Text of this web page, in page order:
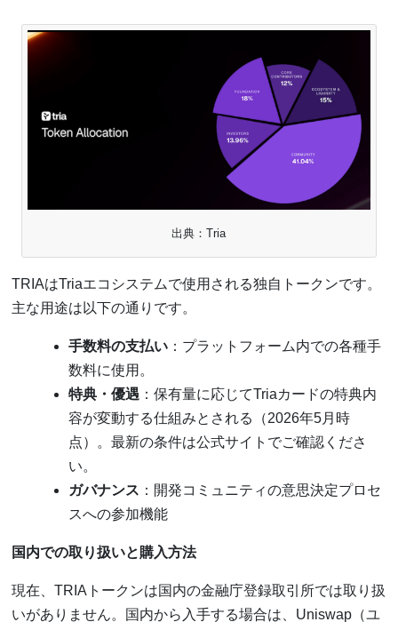
出典：Tria
TRIAはTriaエコシステムで使用される独自トークンです。
主な用途は以下の通りです。
手数料の支払い ：プラットフォーム内での各種手
数料に使用。
特典・優遇 ：保有量に応じてTriaカードの特典内
容が変動する仕組みとされる（2026年5月時
点）。最新の条件は公式サイトでご確認くださ
い。
ガバナンス ：開発コミュニティの意思決定プロセ
スへの参加機能
国内での取り扱いと購入方法
現在、TRIAトークンは国内の金融庁登録取引所では取り扱
いがありません。国内から入手する場合は、Uniswap（ユ